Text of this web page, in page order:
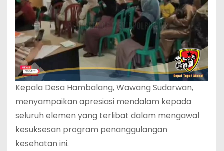
Kepala Desa Hambalang, Wawang Sudarwan,
menyampaikan apresiasi mendalam kepada
seluruh elemen yang terlibat dalam mengawal
kesuksesan program penanggulangan
kesehatan ini.